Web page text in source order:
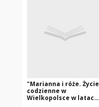
"Marianna i róże. Życie
codzienne w
Wielkopolsce w latach